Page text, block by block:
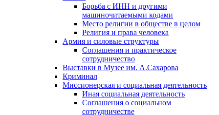
Борьба с ИНН и другими
машиночитаемыми кодами
Место религии в обществе в целом
Религия и права человека
Армия и силовые структуры
Соглашения и практическое
сотрудничество
Выставки в Музее им. А.Сахарова
Криминал
Миссионерская и социальная деятельность
Иная социальная деятельность
Соглашения о социальном
сотрудничестве